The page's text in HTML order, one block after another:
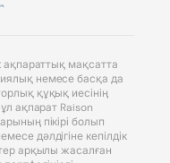
ақпараттық мақсатта
немесе басқа да
құқық иесінің
ақпарат Raison
пікірі болып
дәлдігіне кепілдік
арқылы жасалған